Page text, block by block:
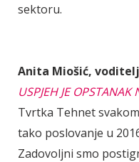
sektoru.
Anita Miošić,
USPJEH JE
Tvrtka Tehnet
tako poslovanje u
Zadovoljni smo